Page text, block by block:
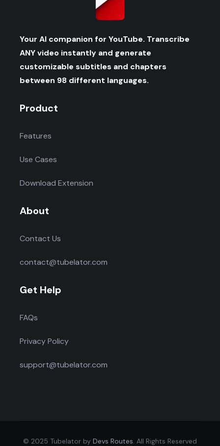
Your AI companion for YouTube. Transcribe
ANY video instantly and generate
customizable subtitles and chapters
between 98 different languages.
Product
Features
Use Cases
Download Extension
About
Contact Us
contact@tubelator.com
Get Help
FAQs
Privacy Policy
support@tubelator.com
© 2025 Tubelator by Devs Routes . All Rights Reserved